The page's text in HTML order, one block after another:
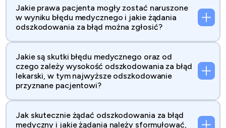
Jakie prawa pacjenta mogły zostać naruszone
w wyniku błędu medycznego i jakie żądania
odszkodowania za błąd można zgłosić?
Jakie są skutki błędu medycznego oraz od
czego zależy wysokość odszkodowania za błąd
lekarski, w tym najwyższe odszkodowanie
przyznane pacjentowi?
Jak skutecznie żądać odszkodowania za błąd
medyczny i jakie żądania należy sformułować,